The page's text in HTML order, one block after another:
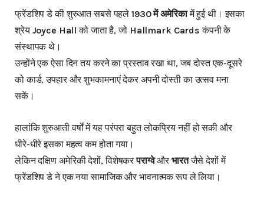
फ्रेंडशिप डे की शुरुआत सबसे पहले1930 में अमेरिकामें हुई थी। इसका
श्रेय Joyce Hall को जाता है, जो Hallmark Cards कंपनी के
संस्थापक थे।
उन्होंने एक ऐसा दिन तय करने का प्रस्ताव रखा था, जब दोस्त एक-दूसरे
को कार्ड, उपहार और शुभकामनाएं देकर अपनी दोस्ती का उत्सव मना
सकें।
हालांकि शुरुआती वर्षों में यह परंपरा बहुत लोकप्रिय नहीं हो सकी और
धीरे-धीरे इसका महत्व कम होता गया।
लेकिन दक्षिण अमेरिकी देशों, विशेषकरपराग्वेऔरभारतजैसे देशों में
फ्रेंडशिप डे ने एक नया सामाजिक और भावनात्मक रूप ले लिया।